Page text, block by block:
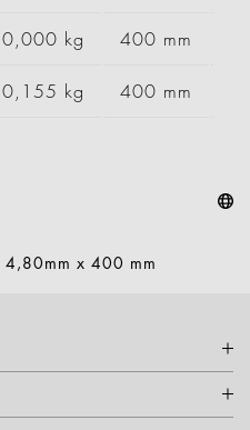
0,000 kg 400 mm
0,155 kg 400 mm
4,80mm x 400 mm